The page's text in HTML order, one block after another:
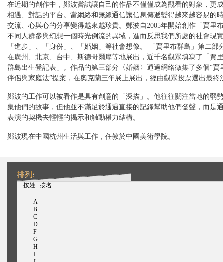
在近期的創作中，鄭波嘗試讓自己的作品不僅僅成為觀看的對象，更
相遇、對話的平台。當網絡和無線通信讓信息傳遞變得越來越容易的
交流、心與心的分享變得越來越珍貴。鄭波自2005年開始創作「賈里
不同人群參與幻想一個時光倒流的異域，進而反思我們所處的社會現
「進步」、「身份」、「婚姻」等社會想像。 「賈里布群島」第二部
在廣州、北京、台中、斯德哥爾摩等地展出，近千名觀眾填寫了「賈
群島出生登記表」。作品的第三部分〈婚姻〉通過網絡徵集了多個“賈
伴侶與家庭法”提案，在奧克蘭三年展上展出，經由觀眾投票選出最終
鄭波的工作可以被看作是具有創意的「深描」。他往往關注當地的弱
集他們的故事，但他並不滿足於通過直接的記錄幫助他們發聲，而是
表演的契機去輕輕的揭示和触動權力結構。
鄭波現在中國杭州生活與工作，任教於中國美術學院。
排列:
按姓
（活动标签） 按名
A
B
C
D
F
G
H
I